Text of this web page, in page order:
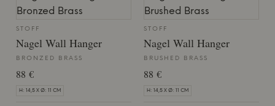
STOFF
Nagel Wall Hanger
BRONZED BRASS
88 €
H: 14,5 X Ø: 11 CM
STOFF
Nagel Wall Hanger
BRUSHED BRASS
88 €
H: 14,5 X Ø: 11 CM